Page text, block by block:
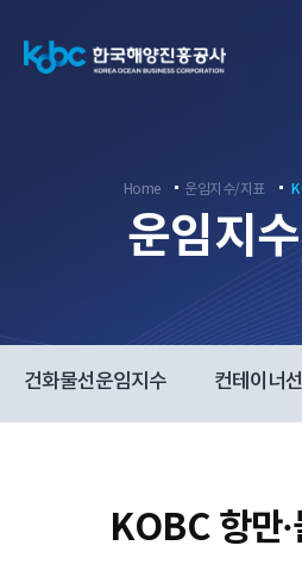
Home 운임지수/지표
운임지
건화물선운임지수 컨테이너
KOBC 항만